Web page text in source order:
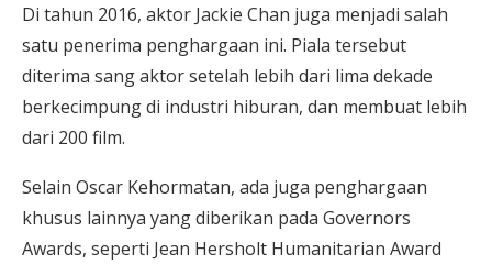
Di tahun 2016, aktor Jackie Chan juga menjadi salah
satu penerima penghargaan ini. Piala tersebut
diterima sang aktor setelah lebih dari lima dekade
berkecimpung di industri hiburan, dan membuat lebih
dari 200 film.
Selain Oscar Kehormatan, ada juga penghargaan
khusus lainnya yang diberikan pada Governors
Awards, seperti Jean Hersholt Humanitarian Award